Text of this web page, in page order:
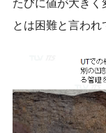
たびに値が大きく
とは困難と言われ